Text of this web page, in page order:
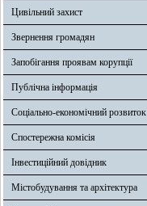
Цивільний захист
Звернення громадян
Запобігання проявам корупції
Публічна інформація
Соціально-економічний розвиток
Спостережна комісія
Інвестиційний довідник
Містобудування та архітектура